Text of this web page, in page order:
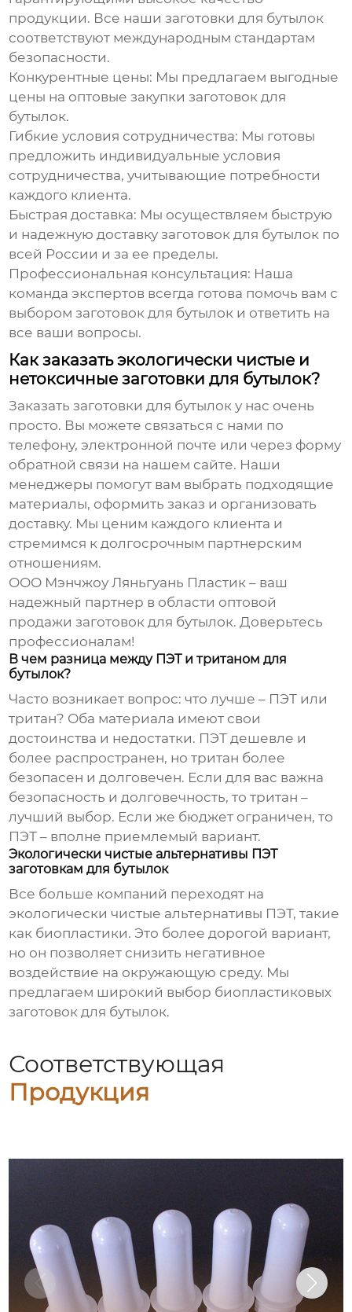
продукции. Все нашизаготовки для бутылок
соответствуют международным стандартам
безопасности.
Конкурентные цены: Мы предлагаем выгодные
цены на оптовые закупкизаготовок для
бутылок.
Гибкие условия сотрудничества: Мы готовы
предложить индивидуальные условия
сотрудничества, учитывающие потребности
каждого клиента.
Быстрая доставка: Мы осуществляем быструю
и надежную доставкузаготовок для бутылок по
всей России и за ее пределы.
Профессиональная консультация: Наша
команда экспертов всегда готова помочь вам с
выборомзаготовок для бутылок и ответить на
все ваши вопросы.
Как заказать экологически чистые и
нетоксичные заготовки для бутылок?
Заказатьзаготовки для бутылок у нас очень
просто. Вы можете связаться с нами по
телефону, электронной почте или через форму
обратной связи на нашем сайте. Наши
менеджеры помогут вам выбрать подходящие
материалы, оформить заказ и организовать
доставку. Мы ценим каждого клиента и
стремимся к долгосрочным партнерским
отношениям.
ООО Мэнчжоу Ляньгуань Пластик – ваш
надежный партнер в области оптовой
продажи заготовок для бутылок. Доверьтесь
профессионалам!
В чем разница между ПЭТ и тританом для
бутылок?
Часто возникает вопрос: что лучше – ПЭТ или
тритан? Оба материала имеют свои
достоинства и недостатки. ПЭТ дешевле и
более распространен, но тритан более
безопасен и долговечен. Если для вас важна
безопасность и долговечность, то тритан –
лучший выбор. Если же бюджет ограничен, то
ПЭТ – вполне приемлемый вариант.
Экологически чистые альтернативы ПЭТ
заготовкам для бутылок
Все больше компаний переходят на
экологически чистые альтернативы ПЭТ, такие
как биопластики. Это более дорогой вариант,
но он позволяет снизить негативное
воздействие на окружающую среду. Мы
предлагаем широкий выбор биопластиковых
заготовок для бутылок.
Соответствующая
Продукция